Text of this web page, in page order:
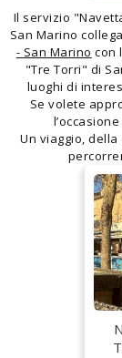
Il servizio
San Marino
- San Marino con
"Tre Torri" di
luoghi di
Se volete
Un viaggio, della